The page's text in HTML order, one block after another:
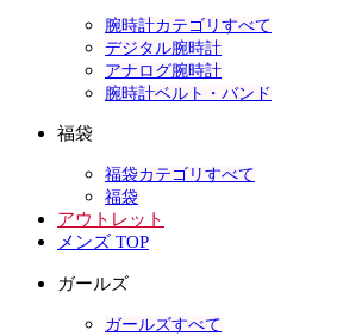
腕時計カテゴリすべて
デジタル腕時計
アナログ腕時計
腕時計ベルト・バンド
福袋
福袋カテゴリすべて
福袋
アウトレット
メンズ TOP
ガールズ
ガールズすべて